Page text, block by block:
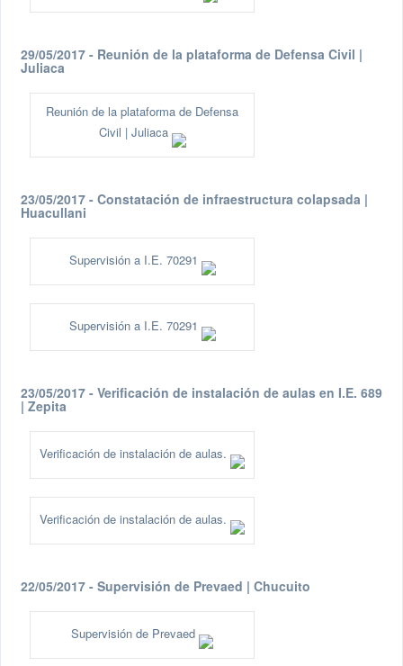
29/05/2017 - Reunión de la plataforma de Defensa Civil |
Juliaca
Reunión de la plataforma de Defensa
Civil | Juliaca
23/05/2017 - Constatación de infraestructura colapsada |
Huacullani
Supervisión a I.E. 70291
Supervisión a I.E. 70291
23/05/2017 - Verificación de instalación de aulas en I.E. 689
| Zepita
Verificación de instalación de aulas.
Verificación de instalación de aulas.
22/05/2017 - Supervisión de Prevaed | Chucuito
Supervisión de Prevaed